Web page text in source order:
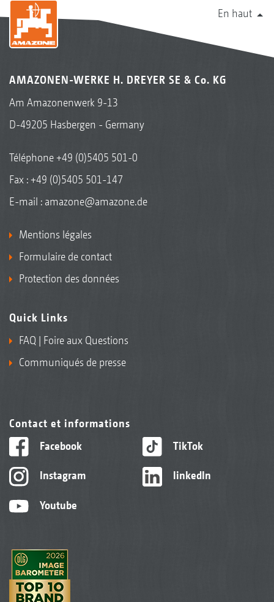
En haut
AMAZONEN-WERKE H. DREYER SE & Co. KG
Am Amazonenwerk 9-13
D-49205 Hasbergen - Germany
Téléphone+49 (0)5405 501-0
Fax : +49 (0)5405 501-147
E-mail : amazone@amazone.de
Mentions légales
Formulaire de contact
Protection des données
Quick Links
FAQ | Foire aux Questions
Communiqués de presse
Contact et informations
Facebook
Instagram
Youtube
TikTok
linkedIn